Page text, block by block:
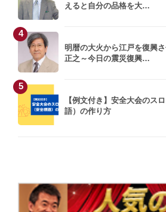
えると自分の品格を大…
4
明暦の大火から江戸を復興
正之～今日の震災復興…
5
【例文付き】安全大会のス
語）の作り方